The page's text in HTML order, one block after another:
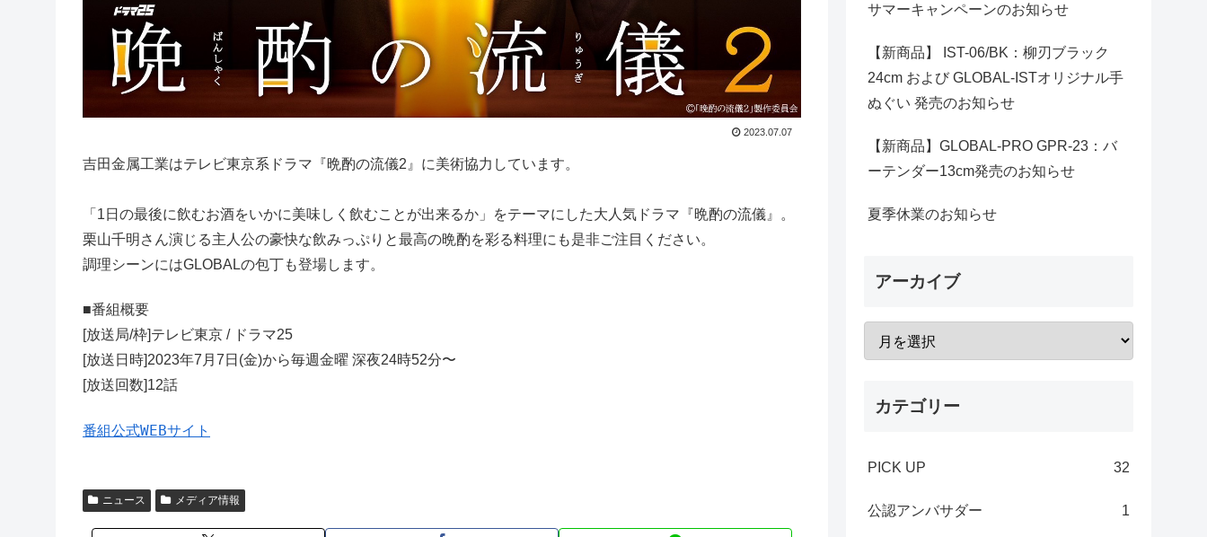
2023.07.07
吉田金属工業はテレビ東京系ドラマ『晩酌の流儀2』に美術協力しています。
「1日の最後に飲むお酒をいかに美味しく飲むことが出来るか」をテーマにした大人気ドラマ『晩酌の流儀』。
栗山千明さん演じる主人公の豪快な飲みっぷりと最高の晩酌を彩る料理にも是非ご注目ください。
調理シーンにはGLOBALの包丁も登場します。
■番組概要
[放送局/枠]テレビ東京 / ドラマ25
[放送日時]2023年7月7日(金)から毎週金曜 深夜24時52分〜
[放送回数]12話
番組公式WEBサイト
ニュース メディア情報
サマーキャンペーンのお知らせ
【新商品】 IST-06/BK：柳刃ブラック
24cm および GLOBAL-ISTオリジナル手
ぬぐい 発売のお知らせ
【新商品】GLOBAL-PRO GPR-23：バ
ーテンダー13cm発売のお知らせ
夏季休業のお知らせ
アーカイブ
カテゴリー
PICK UP 32
公認アンバサダー 1